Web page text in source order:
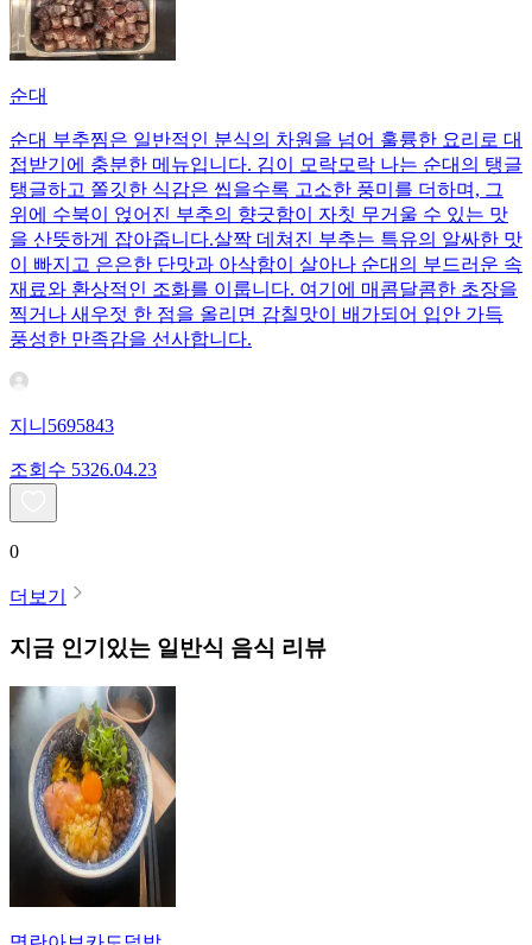
순대
​순대 부추찜은 일반적인 분식의 차원을 넘어 훌륭한 요리로 대
접받기에 충분한 메뉴입니다. 김이 모락모락 나는 순대의 탱글
탱글하고 쫄깃한 식감은 씹을수록 고소한 풍미를 더하며, 그
위에 수북이 얹어진 부추의 향긋함이 자칫 무거울 수 있는 맛
을 산뜻하게 잡아줍니다. ​살짝 데쳐진 부추는 특유의 알싸한 맛
이 빠지고 은은한 단맛과 아삭함이 살아나 순대의 부드러운 속
재료와 환상적인 조화를 이룹니다. 여기에 매콤달콤한 초장을
찍거나 새우젓 한 점을 올리면 감칠맛이 배가되어 입안 가득
풍성한 만족감을 선사합니다.
지니5695843
조회수 5326.04.23
0
더보기
지금 인기있는 일반식 음식 리뷰